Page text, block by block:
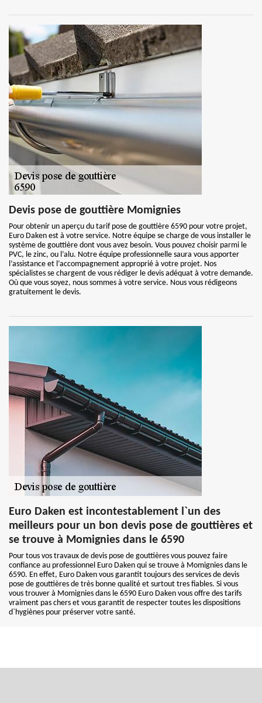
Devis pose de gouttière Momignies
Pour obtenir un aperçu du tarif pose de gouttière 6590 pour votre projet,
Euro Daken est à votre service. Notre équipe se charge de vous installer le
système de gouttière dont vous avez besoin. Vous pouvez choisir parmi le
PVC, le zinc, ou l’alu. Notre équipe professionnelle saura vous apporter
l’assistance et l’accompagnement approprié à votre projet. Nos
spécialistes se chargent de vous rédiger le devis adéquat à votre demande.
Où que vous soyez, nous sommes à votre service. Nous vous rédigeons
gratuitement le devis.
Euro Daken est incontestablement l`un des
meilleurs pour un bon devis pose de gouttières et
se trouve à Momignies dans le 6590
Pour tous vos travaux de devis pose de gouttières vous pouvez faire
confiance au professionnel Euro Daken qui se trouve à Momignies dans le
6590. En effet, Euro Daken vous garantit toujours des services de devis
pose de gouttières de très bonne qualité et surtout tres fiables. Si vous
vous trouver à Momignies dans le 6590 Euro Daken vous offre des tarifs
vraiment pas chers et vous garantit de respecter toutes les dispositions
d`hygiènes pour préserver votre santé.